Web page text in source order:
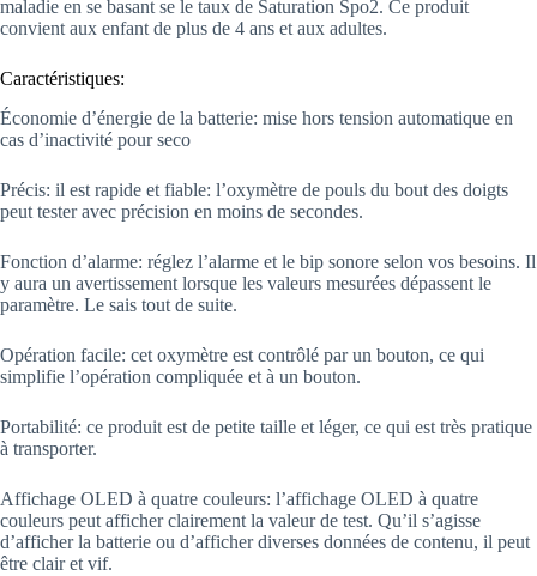
maladie en se basant se le taux de Saturation Spo2. Ce produit
convient aux enfant de plus de 4 ans et aux adultes.
Caractéristiques:
Économie d’énergie de la batterie: mise hors tension automatique en
cas d’inactivité pour seco
Précis: il est rapide et fiable: l’oxymètre de pouls du bout des doigts
peut tester avec précision en moins de secondes.
Fonction d’alarme: réglez l’alarme et le bip sonore selon vos besoins. Il
y aura un avertissement lorsque les valeurs mesurées dépassent le
paramètre. Le sais tout de suite.
Opération facile: cet oxymètre est contrôlé par un bouton, ce qui
simplifie l’opération compliquée et à un bouton.
Portabilité: ce produit est de petite taille et léger, ce qui est très pratique
à transporter.
Affichage OLED à quatre couleurs: l’affichage OLED à quatre
couleurs peut afficher clairement la valeur de test. Qu’il s’agisse
d’afficher la batterie ou d’afficher diverses données de contenu, il peut
être clair et vif.